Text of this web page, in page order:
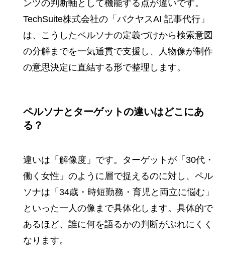
ンツの判断軸として機能する点が違いです。
TechSuite株式会社の「バクヤスAI 記事代行」
は、こうしたペルソナの定義づけから検索意図
の分解までを一気通貫で支援し、人物像が制作
の意思決定に直結する形で整理します。
ペルソナとターゲットの違いはどこにあ
る？
違いは「解像度」です。ターゲットが「30代・
働く女性」のように層で捉えるのに対し、ペル
ソナは「34歳・時短勤務・育児と両立に悩む」
といった一人の像まで具体化します。具体的で
あるほど、誰に何を語るかの判断がぶれにくく
なります。